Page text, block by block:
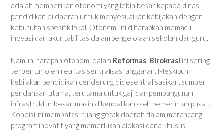
adalah memberikan otonomi yang lebih besar kepada dinas
pendidikan di daerah untuk menyesuaikan kebijakan dengan
kebutuhan spesifik lokal. Otonomi ini diharapkan memacu
inovasi dan akuntabilitas dalam pengelolaan sekolah dan guru.
Namun, harapan otonomi dalam Reformasi Birokrasi ini sering
terbentur oleh realitas sentralisasi anggaran. Meskipun
kebijakan pendidikan cenderung didesentralisasikan, sumber
pendanaan utama, terutama untuk gaji dan pembangunan
infrastruktur besar, masih dikendalikan oleh pemerintah pusat.
Kondisi ini membatasi ruang gerak daerah dalam merancang
program inovatif yang memerlukan alokasi dana khusus.